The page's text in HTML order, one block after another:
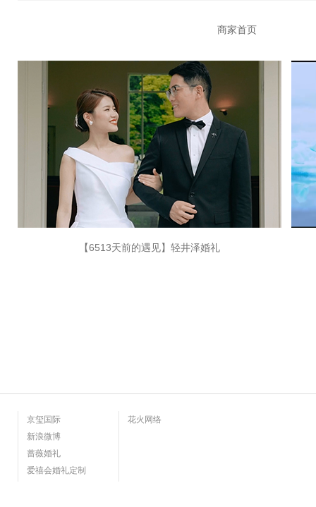
商家首页
【6513天前的遇见】轻井泽婚礼
京玺国际
新浪微博
蔷薇婚礼
爱禧会婚礼定制
花火网络